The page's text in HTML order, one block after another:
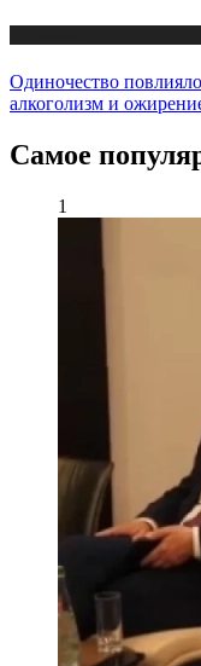
Одиночество
алкоголизм и
Самое
1